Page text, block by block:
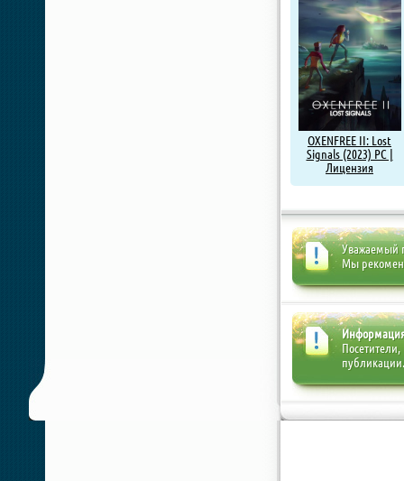
OXENFREE II: Lost
Signals (2023) PC |
Лицензия
Уважаемый
Мы
публикации.